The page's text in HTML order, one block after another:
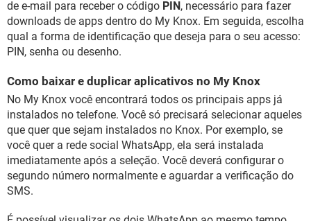
de e-mail para receber o código PIN , necessário para fazer
downloads de apps dentro do My Knox. Em seguida, escolha
qual a forma de identificação que deseja para o seu acesso:
PIN, senha ou desenho.
Como baixar e duplicar aplicativos no My Knox
No My Knox você encontrará todos os principais apps já
instalados no telefone. Você só precisará selecionar aqueles
que quer que sejam instalados no Knox. Por exemplo, se
você quer a rede social WhatsApp, ela será instalada
imediatamente após a seleção. Você deverá configurar o
segundo número normalmente e aguardar a verificação do
SMS.